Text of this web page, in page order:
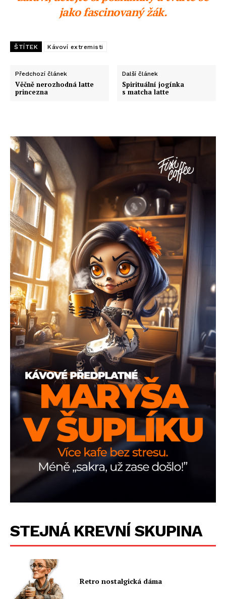
jako fascinovaný žák.
ŠTÍTEK Kávoví extremisti
Předchozí článek
Věčně nerozhodná latte
princezna
Další článek
Spirituální jogínka
s matcha latte
STEJNÁ KREVNÍ SKUPINA
Retro nostalgická dáma